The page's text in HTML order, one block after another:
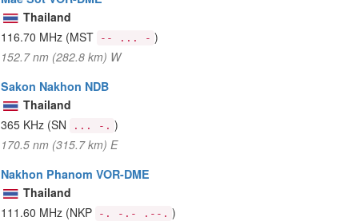
Thailand
116.70 MHz (MST -- ... - )
152.7 nm (282.8 km) W
Sakon Nakhon NDB
Thailand
365 KHz (SN ... -. )
170.5 nm (315.7 km) E
Nakhon Phanom VOR-DME
Thailand
111.60 MHz (NKP -. -.- .--. )